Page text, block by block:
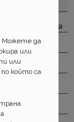
в чужбина
Можете да
или
или
който са